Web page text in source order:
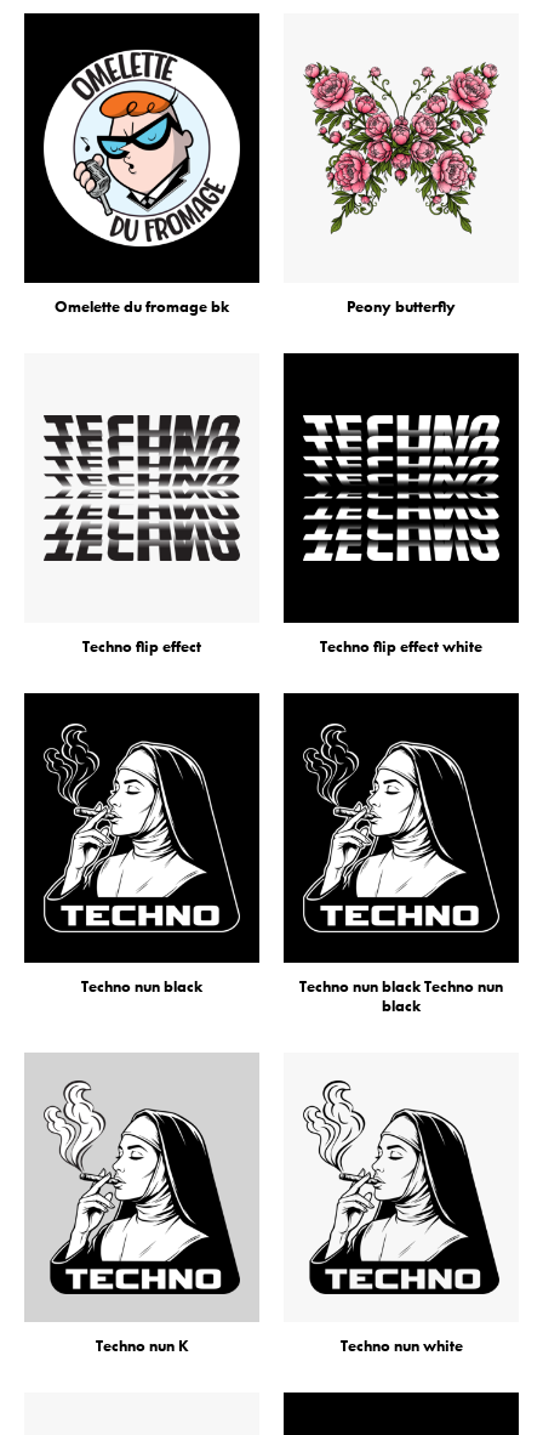
Omelette du fromage bk Peony butterfly
Techno flip effect Techno flip effect white
Techno nun black
Techno nun black Techno nun
black
Techno nun K Techno nun white